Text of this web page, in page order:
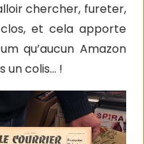
chercher, fureter,
et cela apporte
qu’aucun Amazon
un colis… !